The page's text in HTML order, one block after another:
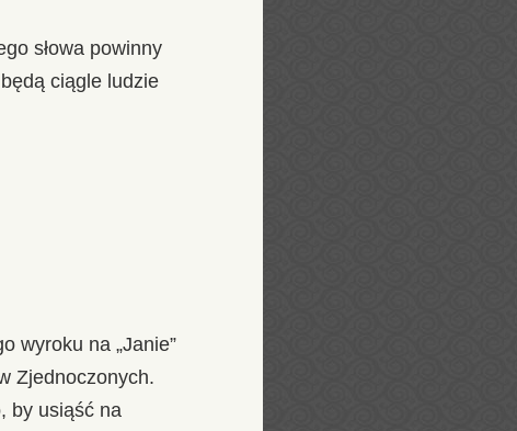
słowa powinny
ciągle ludzie
wyroku na „Janie”
Zjednoczonych.
by usiąść na